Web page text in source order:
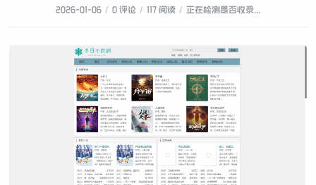
2026-01-06 / 0 评论 / 117 阅读 / 正在检测是否收录...